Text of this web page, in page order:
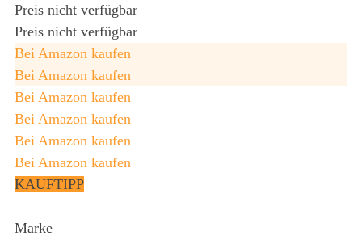
Preis nicht verfügbar
Preis nicht verfügbar
Bei Amazon kaufen
Bei Amazon kaufen
Bei Amazon kaufen
Bei Amazon kaufen
Bei Amazon kaufen
Bei Amazon kaufen
KAUFTIPP
Marke